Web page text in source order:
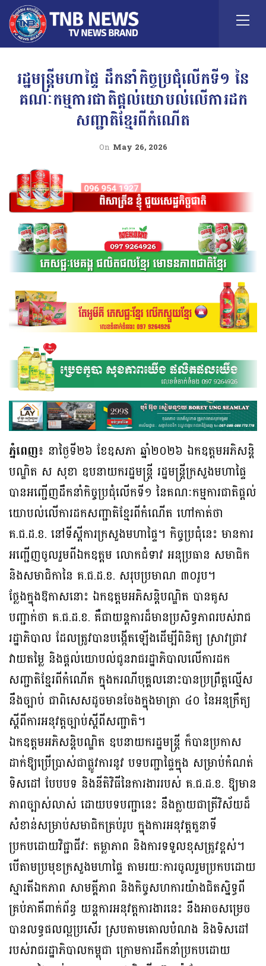
រដ្ឋមន្ត្រីមហាផ្ទៃ ដឹកនាំកិច្ចប្រជុំលើកទី១ នៃ
គណៈកម្មការជាតិផ្តល់យោបល់លើការដក
សញ្ជាតិខ្មែរពីកំណើត
On May 26, 2026
ភ្នំពេញ៖ នាថ្ងៃទី២៦ ខែឧសភា ឆ្នាំ២០២៦ ឯកឧត្តមអភិសន្តិ
បណ្ឌិត ស សុខា ឧបនាយករដ្ឋមន្ត្រី រដ្ឋមន្ត្រីក្រសួងមហាផ្ទៃ
បានអញ្ជើញដឹកនាំកិច្ចប្រជុំលើកទី១ នៃគណៈកម្មការជាតិផ្តល់
យោបល់លើការដកសញ្ជាតិខ្មែរពីកំណើត ហៅកាត់ថា
គ.ជ.ដ.ខ. នៅទីស្តីការក្រសួងមហាផ្ទៃ។ កិច្ចប្រជុំនេះ មានការ
អញ្ជើញចូលរួមពីឯកឧត្តម លោកជំទាវ អនុប្រធាន សមាជិក
និងសមាជិកានៃ គ.ជ.ដ.ខ. សរុបប្រមាណ ៣០រូប។
ថ្លែងក្នុងឱកាសនោះ ឯកឧត្តមអភិសន្តិបណ្ឌិត បានគូស
បញ្ជាក់ថា គ.ជ.ដ.ខ. គឺជាយន្តការដ៏មានប្រសិទ្ធភាពរបស់រាជ
រដ្ឋាភិបាល ដែលត្រូវបានបង្កើតឡើងដើម្បីពិនិត្យ ស្រាវជ្រាវ
វាយតម្លៃ និងផ្តល់យោបល់ជូនរាជរដ្ឋាភិបាលលើការដក
សញ្ជាតិខ្មែរពីកំណើត ក្នុងករណីបុគ្គលនោះបានប្រព្រឹត្តល្មើស
នឹងច្បាប់ ជាពិសេសដូចមានចែងក្នុងមាត្រា ៤០ នៃអនុក្រឹត្យ
ស្តីពីការអនុវត្តច្បាប់ស្តីពីសញ្ជាតិ។
ឯកឧត្តមអភិសន្តិបណ្ឌិត ឧបនាយករដ្ឋមន្ត្រី ក៏បានប្រកាស
ដាក់ឱ្យប្រើប្រាស់ជាផ្លូវការនូវ បទបញ្ជាផ្ទៃក្នុង សម្រាប់កំណត់
ទិសដៅ បែបបទ និងនីតិវិធីនៃការងាររបស់ គ.ជ.ដ.ខ. ឱ្យមាន
ភាពច្បាស់លាស់ ដោយបទបញ្ជានេះ នឹងក្លាយជាត្រីវិស័យដ៏
សំខាន់សម្រាប់សមាជិកគ្រប់រូប ក្នុងការអនុវត្តតួនាទី
ប្រកបដោយវិជ្ជាជីវៈ តម្លាភាព និងការទទួលខុសត្រូវខ្ពស់។
បើតាមប្រមុខក្រសួងមហាផ្ទៃ តាមរយៈការចូលរួមប្រកបដោយ
ស្មារតីឯកភាព សាមគ្គីភាព និងកិច្ចសហការយ៉ាងជិតស្និទ្ធពី
គ្រប់ភាគីពាក់ព័ន្ធ យន្តការអនុវត្តការងារនេះ នឹងអាចសម្រេច
បានលទ្ធផលល្អប្រសើរ ស្របតាមគោលបំណង និងទិសដៅ
របស់រាជរដ្ឋាភិបាលកម្ពុជា ក្រោមការដឹកនាំប្រកបដោយ